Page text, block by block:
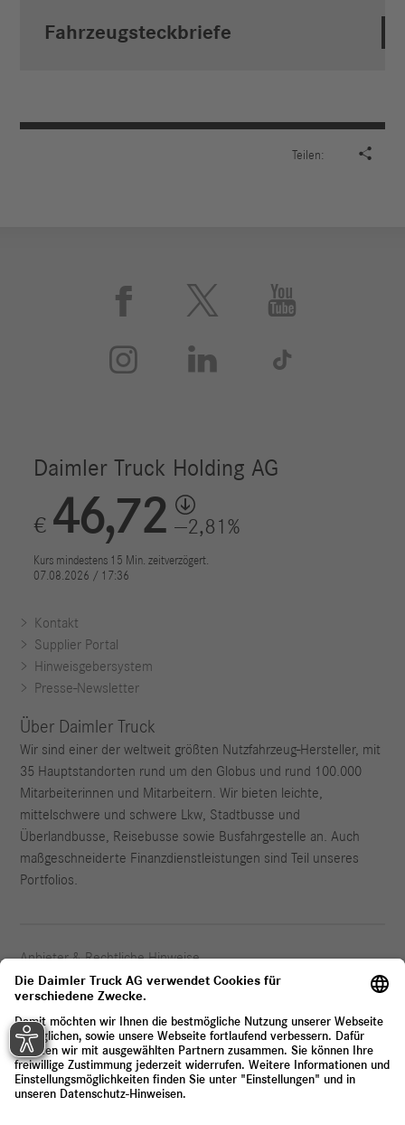
Fahrzeugsteckbriefe
Teilen: 
 


 
Kontakt
Supplier Portal
Hinweisgebersystem
Presse-Newsletter
Über Daimler Truck
Wir sind einer der weltweit größten Nutzfahrzeug-Hersteller, mit
35 Hauptstandorten rund um den Globus und rund 100.000
Mitarbeiterinnen und Mitarbeitern. Wir bieten leichte,
mittelschwere und schwere Lkw, Stadtbusse und
Überlandbusse, Reisebusse sowie Busfahrgestelle an. Auch
maßgeschneiderte Finanzdienstleistungen sind Teil unseres
Portfolios.
Anbieter & Rechtliche Hinweise
Datenschutz